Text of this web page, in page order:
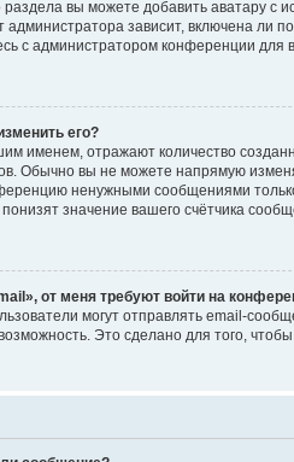
вы можете добавить аватару с
зависит, включена ли
с администратором конференции для
его?
именем, отражают количество
Обычно вы не можете напрямую
ненужными сообщениями
значение вашего счётчика
от меня требуют войти на
могут отправлять email-
Это сделано для того,